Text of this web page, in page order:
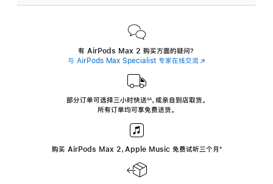
有 AirPods Max 2 购买方面的疑问？
与 AirPods Max Specialist 专家在线交流(在
中
部分订单可选择三小时快送∆∆， 或亲自到店取货。
所有订单均可享免费送货。
购买 AirPods Max 2，Apple Music 免费试听三个月 ‍脚
‍⁺